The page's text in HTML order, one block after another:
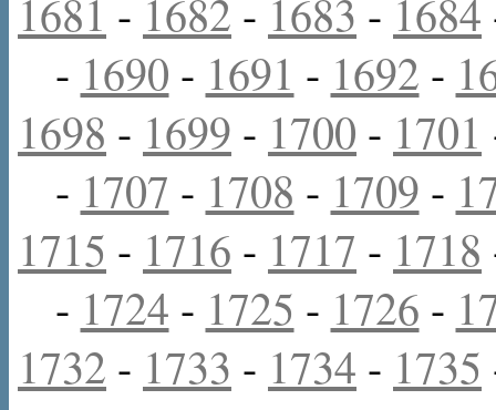
1681 - 1682 - 1683 - 1684
- 1690 - 1691 - 1692 -
1698 - 1699 - 1700 - 1701
- 1707 - 1708 - 1709 -
1715 - 1716 - 1717 - 1718
- 1724 - 1725 - 1726 -
1732 - 1733 - 1734 - 1735